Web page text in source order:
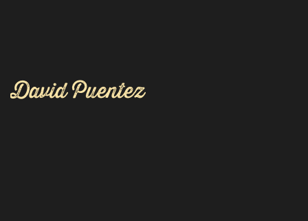
David Puentez